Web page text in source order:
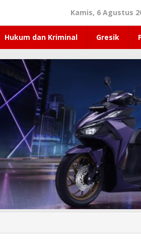
Kamis, 6 Agustus
Hukum dan Kriminal Gresik